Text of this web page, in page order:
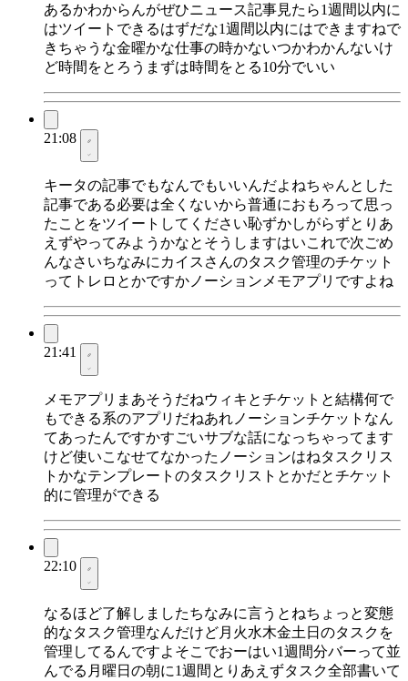
あるかわからんがぜひニュース記事見たら1週間以内に
はツイートできるはずだな1週間以内にはできますねで
きちゃうな金曜かな仕事の時かないつかわかんないけ
ど時間をとろうまずは時間をとる10分でいい
21:08
キータの記事でもなんでもいいんだよねちゃんとした
記事である必要は全くないから普通におもろって思っ
たことをツイートしてください恥ずかしがらずとりあ
えずやってみようかなとそうしますはいこれで次ごめ
んなさいちなみにカイスさんのタスク管理のチケット
ってトレロとかですかノーションメモアプリですよね
21:41
メモアプリまあそうだねウィキとチケットと結構何で
もできる系のアプリだねあれノーションチケットなん
てあったんですかすごいサブな話になっちゃってます
けど使いこなせてなかったノーションはねタスクリス
トかなテンプレートのタスクリストとかだとチケット
的に管理ができる
22:10
なるほど了解しましたちなみに言うとねちょっと変態
的なタスク管理なんだけど月火水木金土日のタスクを
管理してるんですよそこでおーはい1週間分バーって並
んでる月曜日の朝に1週間とりあえずタスク全部書いて